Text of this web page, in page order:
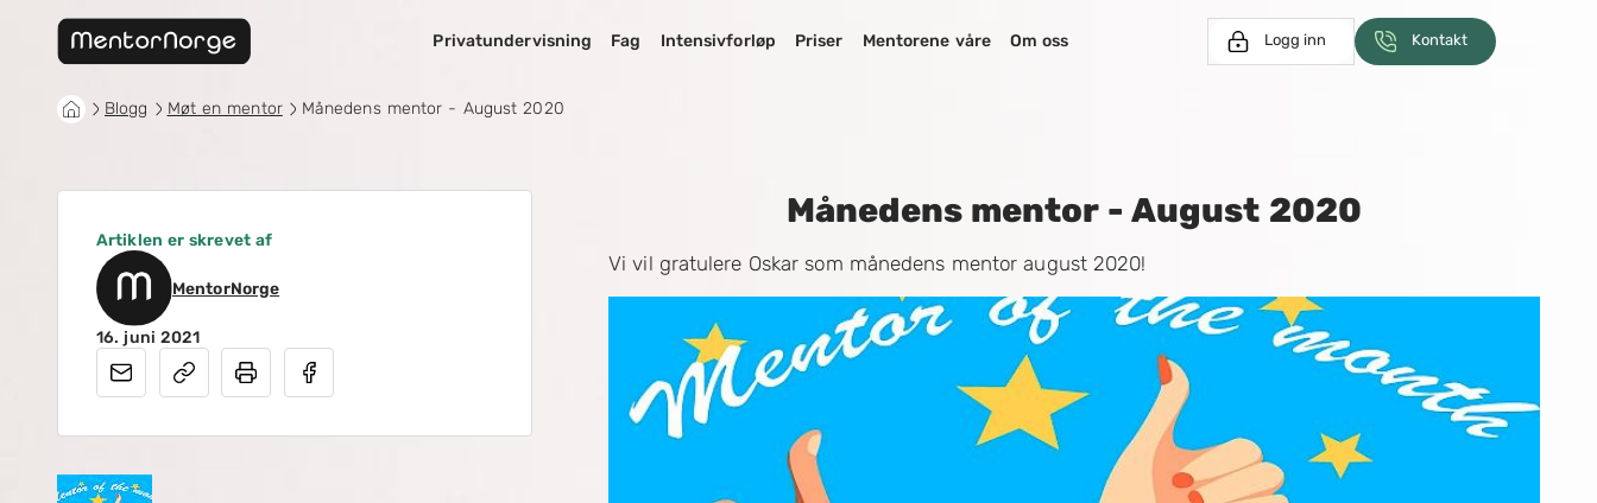
Privatundervisning Fag Intensivforløp Priser Mentorene våre Om oss Logg inn Kontakt
Blogg Møt en mentor Månedens mentor - August 2020
Artiklen er skrevet af
MentorNorge
16. juni 2021
Månedens mentor - August 2020
Vi vil gratulere Oskar som månedens mentor august 2020!